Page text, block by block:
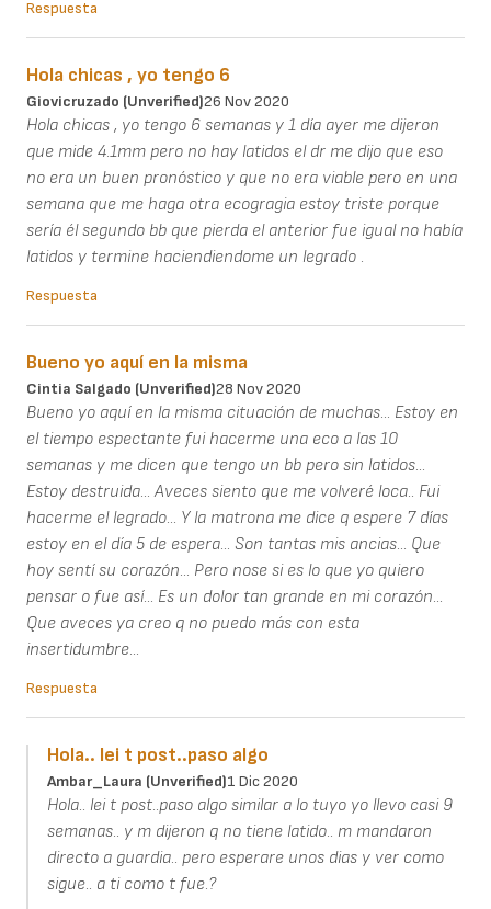
Respuesta
Hola chicas , yo tengo 6
Giovicruzado (unverified)26 Nov 2020
Hola chicas , yo tengo 6 semanas y 1 día ayer me dijeron
que mide 4.1mm pero no hay latidos el dr me dijo que eso
no era un buen pronóstico y que no era viable pero en una
semana que me haga otra ecogragia estoy triste porque
sería él segundo bb que pierda el anterior fue igual no había
latidos y termine haciendiendome un legrado .
Respuesta
Bueno yo aquí en la misma
Cintia Salgado (unverified)28 Nov 2020
Bueno yo aquí en la misma cituación de muchas... Estoy en
el tiempo espectante fui hacerme una eco a las 10
semanas y me dicen que tengo un bb pero sin latidos...
Estoy destruida... Aveces siento que me volveré loca.. Fui
hacerme el legrado... Y la matrona me dice q espere 7 días
estoy en el día 5 de espera... Son tantas mis ancias... Que
hoy sentí su corazón... Pero nose si es lo que yo quiero
pensar o fue así... Es un dolor tan grande en mi corazón...
Que aveces ya creo q no puedo más con esta
insertidumbre...
Respuesta
Hola.. lei t post..paso algo
Ambar_Laura (unverified)1 Dic 2020
Hola.. lei t post..paso algo similar a lo tuyo yo llevo casi 9
semanas.. y m dijeron q no tiene latido.. m mandaron
directo a guardia.. pero esperare unos dias y ver como
sigue.. a ti como t fue.?